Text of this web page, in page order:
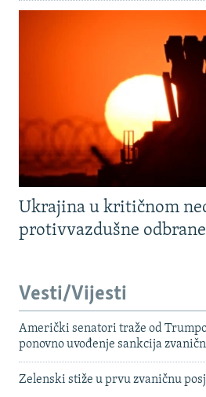
Ukrajina u kritičnom
protivvazdušne odbrane
Vesti/Vijesti
Američki senatori traže od
ponovno uvođenje sankcija
Zelenski stiže u prvu zvaničnu